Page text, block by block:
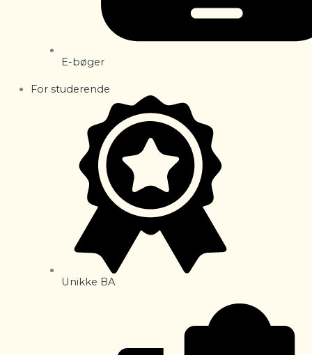
E-bøger
For studerende
Unikke BA